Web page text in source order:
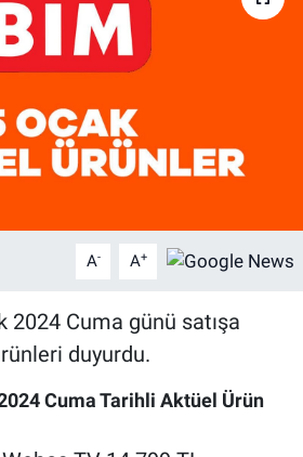
A- A+
2024 Cuma günü satışa
duyurdu.
Cuma Tarihli Aktüel Ürün